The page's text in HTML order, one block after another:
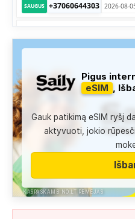
SAUGUS +37060644303 2026-08-
NEPATIKIMAS +37052041945
Administracija: Užfiksuota,
daug teigiamų komentarų...
Anonimas:
Labai gera
del teises mokslu
SAUGUS +37060763626 2026-08-
Anonimas: Paskambino
susipažint. Skamba kaip
KASPASKAMBINO.LT RĖMĖJAS
Pigus
eSIM ,
Gauk patikimą eSIM ryšį
aktyvuoti, jokio